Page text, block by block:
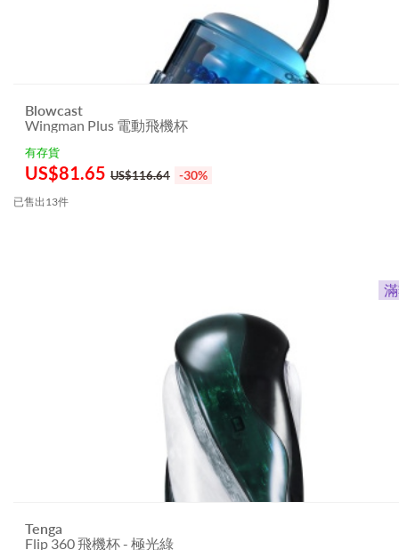
Blowcast
Wingman Plus 電動飛機杯
有存貨
US$81.65 US$116.64 -30%
已售出13件
Tenga
Flip 360 飛機杯 - 極光綠